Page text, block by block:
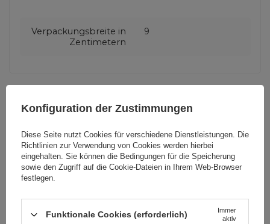
Verpackungsbreite in
Zentimetern
9
Brauchen Sie Hilfe? Haben Sie
Stellen Sie eine Frage,
und wir werden
umgehend antworten
und die interessantesten
andere veröffentlichen.
STELLE EINE FRAGE
Konfiguration der Zustimmungen
Diese Seite nutzt Cookies für verschiedene Dienstleistungen. Die
Richtlinien zur Verwendung von Cookies werden hierbei
eingehalten. Sie können die Bedingungen für die Speicherung
sowie den Zugriff auf die Cookie-Dateien in Ihrem Web-Browser
festlegen.
Funktionale Cookies (erforderlich)
Immer
aktiv